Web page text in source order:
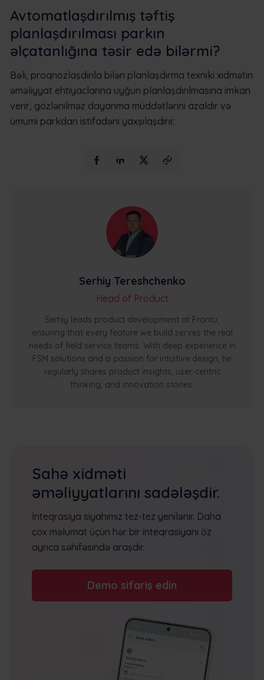
Avtomatlaşdırılmış təftiş
planlaşdırılması parkın
əlçatanlığına təsir edə bilərmi?
Bəli, proqnozlaşdırıla bilən planlaşdırma texniki xidmətin
əməliyyat ehtiyaclarına uyğun planlaşdırılmasına imkan
verir, gözlənilməz dayanma müddətlərini azaldır və
ümumi parkdan istifadəni yaxşılaşdırır.
Serhiy Tereshchenko
Head of Product
Serhiy leads product development at Frontu,
ensuring that every feature we build serves the real
needs of field service teams. With deep experience in
FSM solutions and a passion for intuitive design, he
regularly shares product insights, user-centric
thinking, and innovation stories.
Sahə xidməti
əməliyyatlarını sadələşdir.
İnteqrasiya siyahımız tez-tez yenilənir. Daha
çox məlumat üçün hər bir inteqrasiyanı öz
ayrıca səhifəsində araşdır.
Demo sifariş edin